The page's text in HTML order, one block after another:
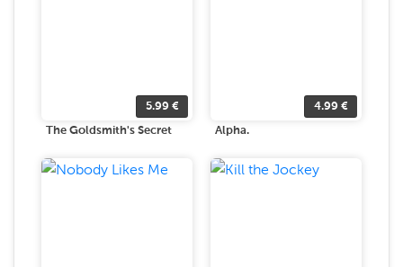
5.99 €
The Goldsmith's Secret
4.99 €
Alpha.